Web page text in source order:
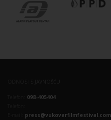
098-405404
press@vukovarfilmfestival.com